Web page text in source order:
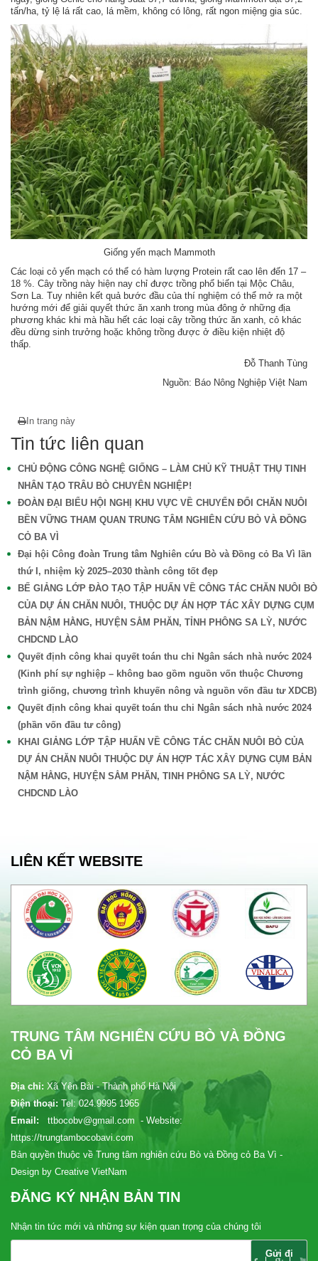
tấn/ha, tỷ lệ lá rất cao, lá mềm, không có lông, rất ngon miệng gia súc.
Giống yến mạch Mammoth
Các loại cỏ yến mạch có thể có hàm lượng Protein rất cao lên đến 17 –
18 %. Cây trồng này hiện nay chỉ được trồng phổ biến tại Mộc Châu,
Sơn La. Tuy nhiên kết quả bước đầu của thí nghiệm có thể mở ra một
hướng mới để giải quyết thức ăn xanh trong mùa đông ở những địa
phương khác khi mà hầu hết các loại cây trồng thức ăn xanh, cỏ khác
đều dừng sinh trưởng hoặc không trồng được ở điều kiện nhiệt độ
thấp.
Đỗ Thanh Tùng
Nguồn: Báo Nông Nghiệp Việt Nam
In trang này
Tin tức liên quan
CHỦ ĐỘNG CÔNG NGHỆ GIỐNG – LÀM CHỦ KỸ THUẬT THỤ TINH
NHÂN TẠO TRÂU BÒ CHUYÊN NGHIỆP!
ĐOÀN ĐẠI BIỂU HỘI NGHỊ KHU VỰC VỀ CHUYỂN ĐỔI CHĂN NUÔI
BỀN VỮNG THAM QUAN TRUNG TÂM NGHIÊN CỨU BÒ VÀ ĐỒNG
CỎ BA VÌ
Đại hội Công đoàn Trung tâm Nghiên cứu Bò và Đồng cỏ Ba Vì lần
thứ I, nhiệm kỳ 2025–2030 thành công tốt đẹp
BẾ GIẢNG LỚP ĐÀO TẠO TẬP HUẤN VỀ CÔNG TÁC CHĂN NUÔI BÒ
CỦA DỰ ÁN CHĂN NUÔI, THUỘC DỰ ÁN HỢP TÁC XÂY DỰNG CỤM
BẢN NẬM HẰNG, HUYỆN SẲM PHĂN, TỈNH PHÔNG SA LỲ, NƯỚC
CHDCND LÀO
Quyết định công khai quyết toán thu chi Ngân sách nhà nước 2024
(Kinh phí sự nghiệp – không bao gồm nguồn vốn thuộc Chương
trình giống, chương trình khuyến nông và nguồn vốn đầu tư XDCB)
Quyết định công khai quyết toán thu chi Ngân sách nhà nước 2024
(phần vốn đầu tư công)
KHAI GIẢNG LỚP TẬP HUẤN VỀ CÔNG TÁC CHĂN NUÔI BÒ CỦA
DỰ ÁN CHĂN NUÔI THUỘC DỰ ÁN HỢP TÁC XÂY DỰNG CỤM BẢN
NẬM HẰNG, HUYỆN SẲM PHĂN, TINH PHÔNG SA LỲ, NƯỚC
CHDCND LÀO
LIÊN KẾT WEBSITE
TRUNG TÂM NGHIÊN CỨU BÒ VÀ ĐỒNG
CỎ BA VÌ
Địa chỉ: Xã Yên Bài - Thành phố Hà Nội
Điện thoại: Tel: 024.9995 1965
Email:
ttbocobv@gmail.com - Website:
https://trungtambocobavi.com
Bản quyền thuộc về Trung tâm nghiên cứu Bò và Đồng cỏ Ba Vì -
Design by Creative VietNam
ĐĂNG KÝ NHẬN BẢN TIN
Nhận tin tức mới và những sự kiện quan trọng của chúng tôi